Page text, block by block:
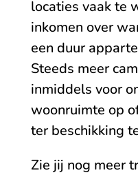
locaties vaak te
inkomen over
een duur
Steeds meer
inmiddels voor
woonruimte op
ter beschikking
Zie jij nog meer